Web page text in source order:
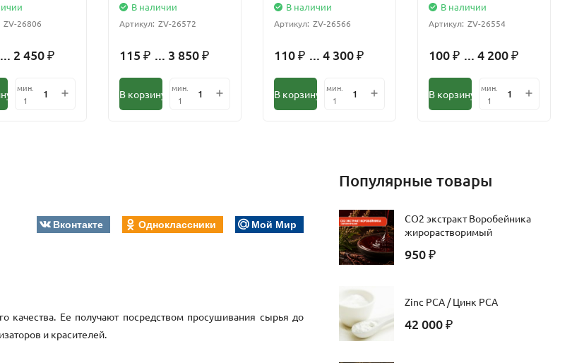
ZV-26806
... 2 450 ₽
мин.
1
В наличии
Артикул: ZV-26572
115 ₽ ... 3 850 ₽
В корзину
мин.
1
В наличии
Артикул: ZV-26566
110 ₽ ... 4 300 ₽
В корзину
мин.
1
В наличии
Артикул: ZV-26554
100 ₽ ... 4 200 ₽
В корзину
мин.
1
Вконтакте Одноклассники Мой Мир
качества. Ее получают посредством просушивания сырья до
и красителей.
Популярные товары
СО2 экстракт Воробейника
жирорастворимый
950 ₽
Zinc PCA / Цинк PCA
42 000 ₽